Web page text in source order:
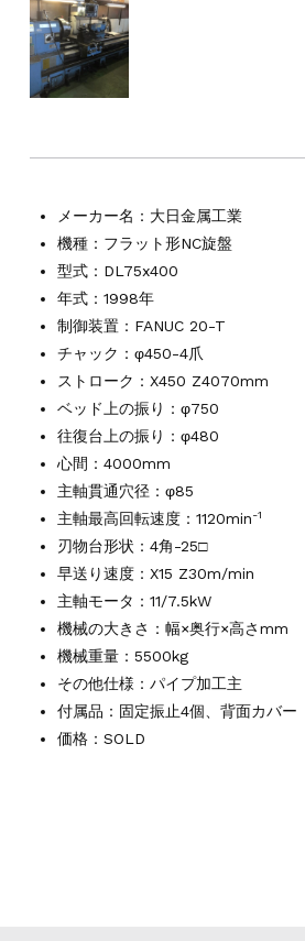
2014年製
40 2005年製
40 2008年製
メーカー名： 大日金属工業
機種：フラット形NC旋盤
型式：DL75x400
年式：1998年
制御装置：FANUC 20-T
チャック：φ450-4爪
ストローク：X450 Z4070mm
ベッド上の振り：φ750
往復台上の振り：φ480
心間：4000mm
主軸貫通穴径：φ85
主軸最高回転速度：1120min-1
刃物台形状：4角-25□
早送り速度：X15 Z30m/min
主軸モータ：11/7.5kW
機械の大きさ：幅×奥行×高さmm
機械重量：5500kg
その他仕様：パイプ加工主
付属品：固定振止4個、背面カバー
価格：SOLD